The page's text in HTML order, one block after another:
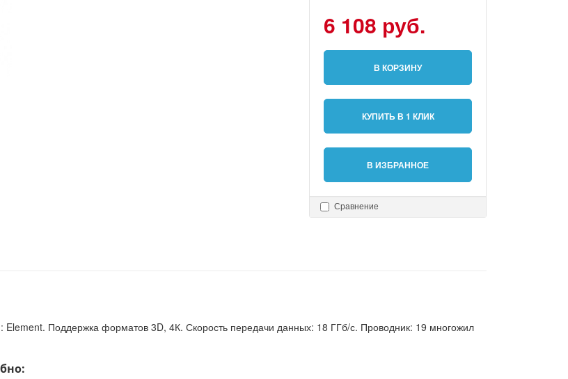
6 108 руб.
В КОРЗИНУ
КУПИТЬ В 1 КЛИК
В ИЗБРАННОЕ
Сравнение
Element. Поддержка форматов 3D, 4К. Скорость передачи данных: 18 ГГб/с. Проводник: 19 многожил